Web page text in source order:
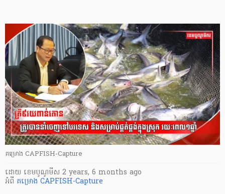
គម្រោង CAPFISH-Capture
ដោយ ​ ខេមបូណូមីស 2 years, 6 months ago
អំពី គម្រោង CAPFISH-Capture